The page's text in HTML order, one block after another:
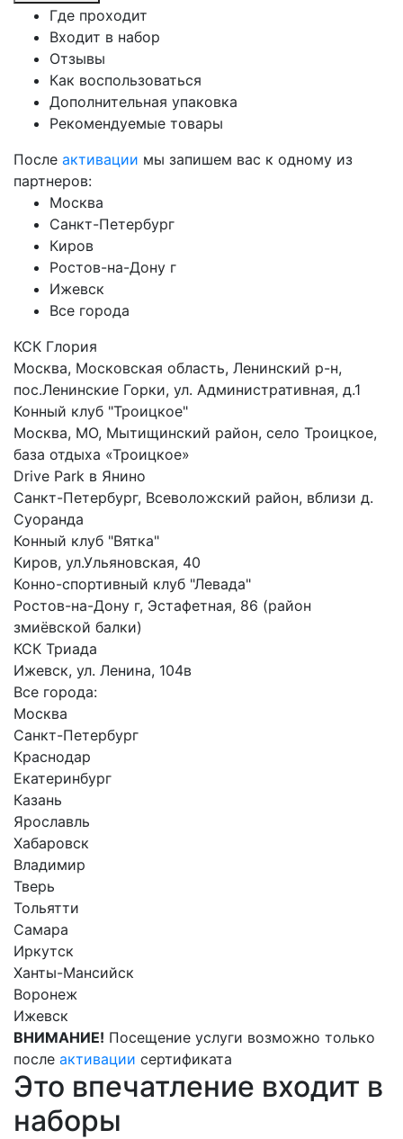
Где проходит
Входит в набор
Отзывы
Как воспользоваться
Дополнительная упаковка
Рекомендуемые товары
После активации мы запишем вас к одному из
партнеров:
Москва
Санкт-Петербург
Киров
Ростов-на-Дону г
Ижевск
Все города
КСК Глория
Москва, Московская область, Ленинский р-н,
пос.Ленинские Горки, ул. Административная, д.1
Конный клуб "Троицкое"
Москва, МО, Мытищинский район, село Троицкое,
база отдыха «Троицкое»
Drive Park в Янино
Санкт-Петербург, Всеволожский район, вблизи д.
Суоранда
Конный клуб "Вятка"
Киров, ул.Ульяновская, 40
Конно-спортивный клуб "Левада"
Ростов-на-Дону г, Эстафетная, 86 (район
змиёвской балки)
КСК Триада
Ижевск, ул. Ленина, 104в
Все города:
Москва
Санкт-Петербург
Краснодар
Екатеринбург
Казань
Ярославль
Хабаровск
Владимир
Тверь
Тольятти
Самара
Иркутск
Ханты-Мансийск
Воронеж
Ижевск
ВНИМАНИЕ! Посещение услуги возможно только
после активации сертификата
Это впечатление входит в
наборы